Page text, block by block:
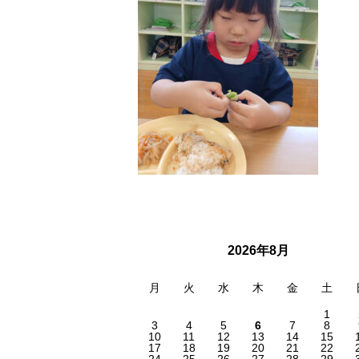
2026年8月
月 火 水 木 金 土
1
3
4 5 6 7 8
10
11 12 13 14 15
17
18 19 20 21 22